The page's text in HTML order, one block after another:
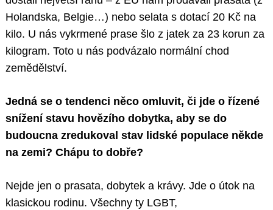
Holandska, Belgie…) nebo selata s dotací 20 Kč na
kilo. U nás vykrmené prase šlo z jatek za 23 korun za
kilogram. Toto u nás podvázalo normální chod
zemědělství.
Jedná se o tendenci něco omluvit, či jde o řízené
snížení stavu hovězího dobytka, aby se do
budoucna zredukoval stav lidské populace někde
na zemi? Chápu to dobře?
Nejde jen o prasata, dobytek a krávy. Jde o útok na
klasickou rodinu. Všechny ty LGBT,